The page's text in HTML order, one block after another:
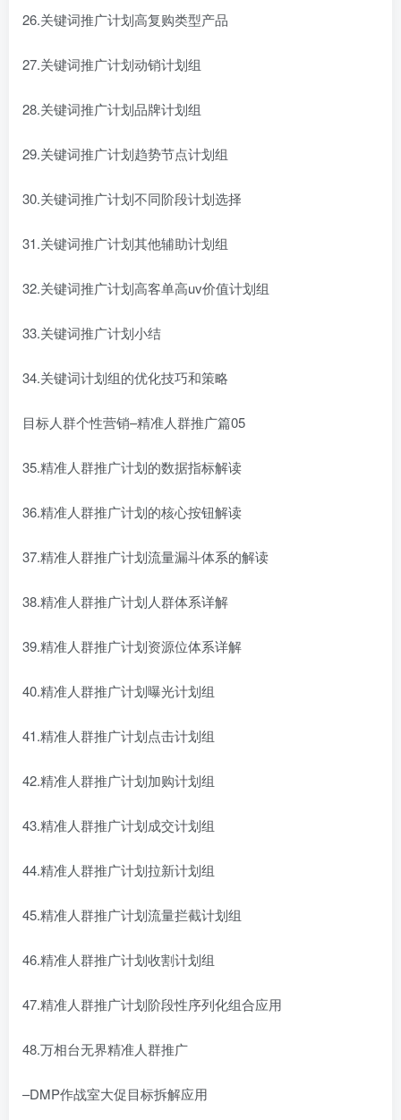
26.关键词推广计划高复购类型产品
27.关键词推广计划动销计划组
28.关键词推广计划品牌计划组
29.关键词推广计划趋势节点计划组
30.关键词推广计划不同阶段计划选择
31.关键词推广计划其他辅助计划组
32.关键词推广计划高客单高uv价值计划组
33.关键词推广计划小结
34.关键词计划组的优化技巧和策略
目标人群个性营销–精准人群推广篇05
35.精准人群推广计划的数据指标解读
36.精准人群推广计划的核心按钮解读
37.精准人群推广计划流量漏斗体系的解读
38.精准人群推广计划人群体系详解
39.精准人群推广计划资源位体系详解
40.精准人群推广计划曝光计划组
41.精准人群推广计划点击计划组
42.精准人群推广计划加购计划组
43.精准人群推广计划成交计划组
44.精准人群推广计划拉新计划组
45.精准人群推广计划流量拦截计划组
46.精准人群推广计划收割计划组
47.精准人群推广计划阶段性序列化组合应用
48.万相台无界精准人群推广
–DMP作战室大促目标拆解应用